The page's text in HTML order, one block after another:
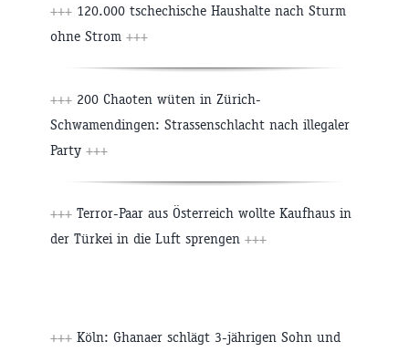
+++ 120.000 tschechische Haushalte nach Sturm
ohne Strom +++
+++ 200 Chaoten wüten in Zürich-
Schwamendingen: Strassenschlacht nach illegaler
Party +++
+++ Terror-Paar aus Österreich wollte Kaufhaus in
der Türkei in die Luft sprengen +++
+++ Köln: Ghanaer schlägt 3-jährigen Sohn und